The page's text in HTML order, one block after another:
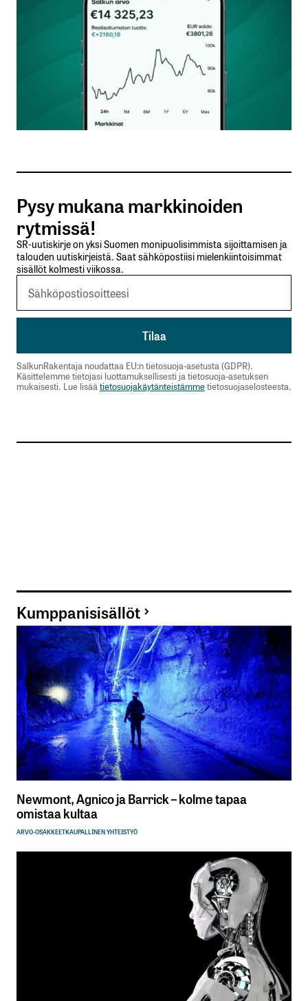
Nimesi tai nimimerkkisi
Sähköpostiosoitteesi
Tilaa SalkunRakentajan uutiskirje
Lähetä kommentti
Pysy mukana markkinoiden
rytmissä!
SR-uutiskirje on yksi Suomen monipuolisimmista sijoittamisen ja
talouden uutiskirjeistä. Saat sähköpostiisi mielenkiintoisimmat
sisällöt kolmesti viikossa.
SalkunRakentaja noudattaa EU:n tietosuoja-asetusta (GDPR).
Käsittelemme tietojasi luottamuksellisesti ja tietosuoja-asetuksen
mukaisesti. Lue lisää tietosuojakäytänteistämmetietosuojaselosteesta.
Kumppanisisällöt
Newmont, Agnico ja Barrick – kolme tapaa
omistaa kultaa
ARVO-OSAKKEETKAUPALLINEN YHTEISTYÖ